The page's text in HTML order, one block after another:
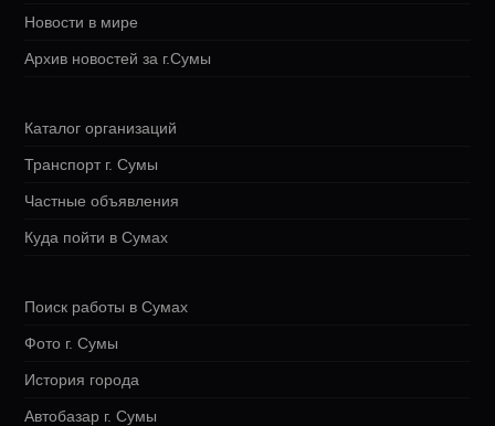
Новости в мире
Архив новостей за г.Сумы
Каталог организаций
Транспорт г. Сумы
Частные объявления
Куда пойти в Сумах
Поиск работы в Сумах
Фото г. Сумы
История города
Автобазар г. Сумы